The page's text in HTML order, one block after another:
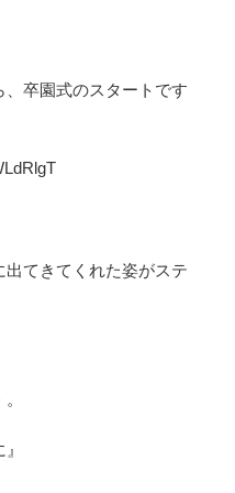
卒園式のスタートです
出てきてくれた姿がステ